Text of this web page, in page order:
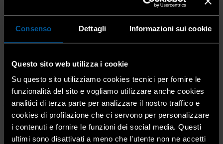
Consenso Dettagli Informazioni sui cookie
Questo sito web utilizza i cookie
Su questo sito utilizziamo cookies tecnici per fornire le
funzionalità del sito e vogliamo utilizzare anche cookies
analitici di terza parte per analizzare il nostro traffico e
cookies di profilazione che ci servono per personalizzare
i contenuti e fornire le funzioni dei social media. Questi
ultimi sono disattivati a meno che l’utente non ne accetti
AGGIORNAMENTI, Comunicato Viabilità
Italia: avviso condizioni meteorologiche
avverse